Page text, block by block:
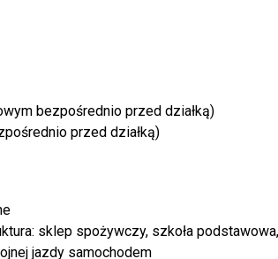
bezpośrednio przed działką)
przed działką)
sklep spożywczy, szkoła
jazdy samochodem